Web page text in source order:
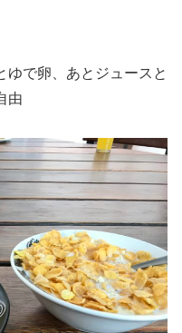
ゆで卵、あとジュースと
由